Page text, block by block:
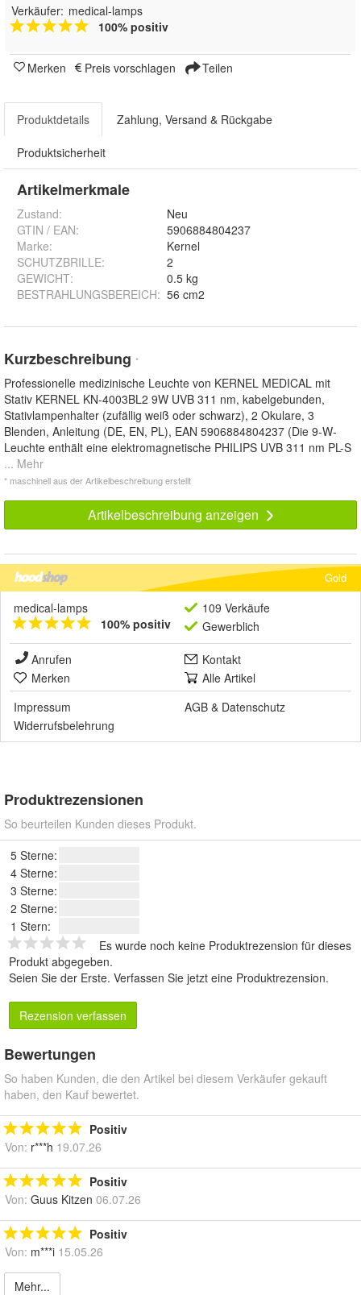
Verkäufer: medical-lamps
100% positiv
Merken Preis vorschlagen Teilen
Produktdetails Zahlung, Versand & Rückgabe
Produktsicherheit
Artikelmerkmale
Zustand:
Neu
GTIN / EAN:
5906884804237
Marke:
Kernel
SCHUTZBRILLE:
2
GEWICHT:
0.5 kg
BESTRAHLUNGSBEREICH: 56 cm2
Kurzbeschreibung *
Professionelle medizinische Leuchte von KERNEL MEDICAL mit
Stativ KERNEL KN-4003BL2 9W UVB 311 nm, kabelgebunden,
Stativlampenhalter (zufällig weiß oder schwarz), 2 Okulare, 3
Blenden, Anleitung (DE, EN, PL), EAN 5906884804237 (Die 9-W-
Leuchte enthält eine elektromagnetische PHILIPS UVB 311 nm PL-S
... Mehr
* maschinell aus der Artikelbeschreibung erstellt
Artikelbeschreibung anzeigen
Gold
medical-lamps
100% positiv
109 Verkäufe
Gewerblich
Anrufen
Kontakt
Merken
Alle Artikel
Impressum
AGB & Datenschutz
Widerrufsbelehrung
Produktrezensionen
So beurteilen Kunden dieses Produkt.
5 Sterne:
4 Sterne:
3 Sterne:
2 Sterne:
1 Stern:
Es wurde noch keine Produktrezension für dieses
Produkt abgegeben.
Seien Sie der Erste. Verfassen Sie jetzt eine Produktrezension.
Rezension verfassen
Bewertungen
So haben Kunden, die den Artikel bei diesem Verkäufer gekauft
haben, den Kauf bewertet.
Positiv
Von: r***h 19.07.26
Positiv
Von: Guus Kitzen 06.07.26
Positiv
Von: m***i 15.05.26
Mehr...